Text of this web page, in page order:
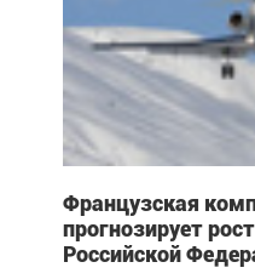
Французская
прогнозирует
Российской